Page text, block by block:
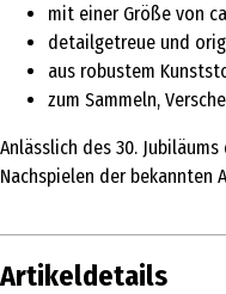
mit einer Größe von
detailgetreue und
aus robustem
zum Sammeln,
Anlässlich des 30.
Nachspielen der bekannten
Artikeldetails